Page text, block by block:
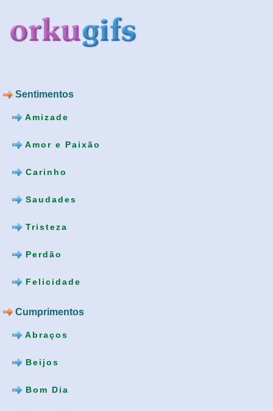
Sentimentos
Amizade
Amor e Paixão
Carinho
Saudades
Tristeza
Perdão
Felicidade
Cumprimentos
Abraços
Beijos
Bom Dia